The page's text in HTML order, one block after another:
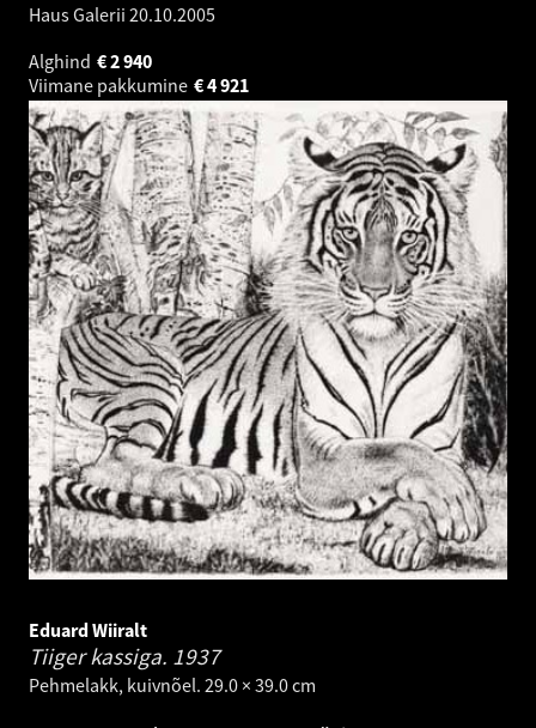
Haus Galerii 20.10.2005
Alghind
2 940
€
Viimane pakkumine
4 921
€
Eduard Wiiralt
Tiiger kassiga. 1937
Pehmelakk, kuivnõel. 29.0 × 39.0 cm